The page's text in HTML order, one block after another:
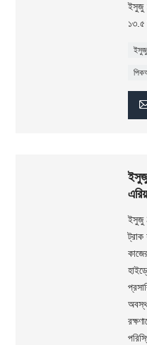
ইসুজু
১৩.৫
ইসুজু
ইসুজু
ট্রাক